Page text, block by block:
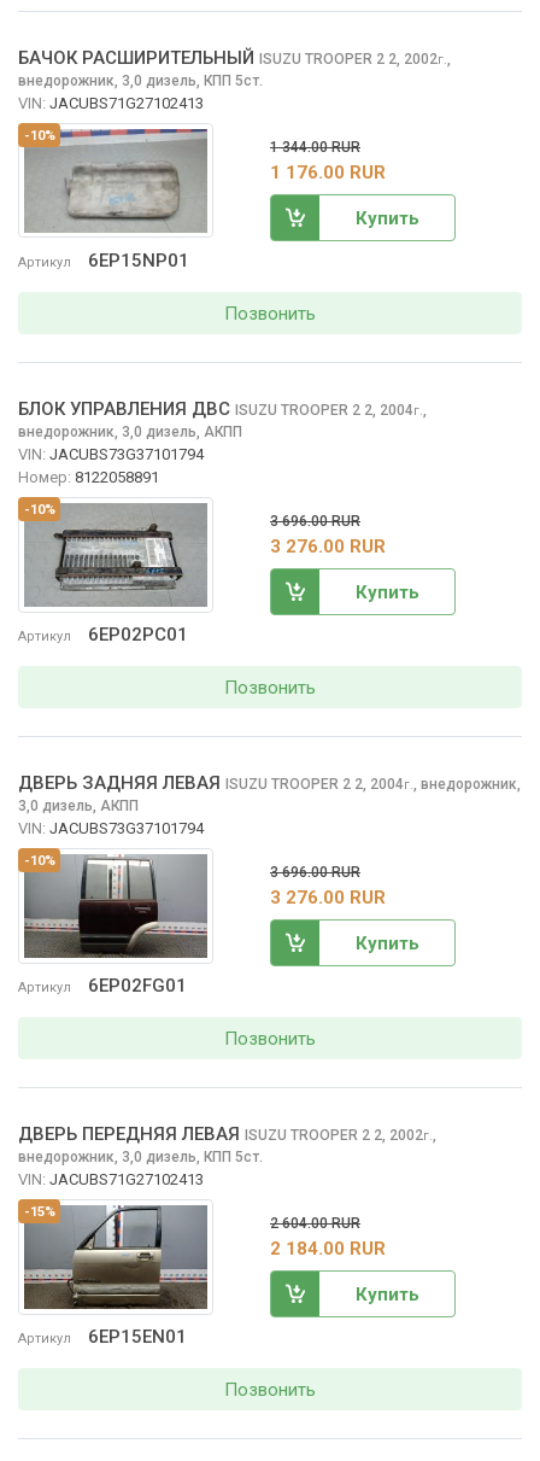
-10%
Артикул 6EP15NP01
БАЧОК РАСШИРИТЕЛЬНЫЙ ISUZU TROOPER 2 2, 2002г.
внедорожник, 3,0 дизель, КПП 5ст.
VIN: JACUBS71G27102413
1 344.00 RUR
1 176.00 RUR
Купить
Позвонить
-10%
Артикул 6EP02PC01
БЛОК УПРАВЛЕНИЯ ДВС ISUZU TROOPER 2 2, 2004г.
внедорожник, 3,0 дизель, АКПП
VIN: JACUBS73G37101794
Номер: 8122058891
3 696.00 RUR
3 276.00 RUR
Купить
Позвонить
-10%
Артикул 6EP02FG01
ДВЕРЬ ЗАДНЯЯ ЛЕВАЯ ISUZU TROOPER 2 2, 2004г. внедорожник,
3,0 дизель, АКПП
VIN: JACUBS73G37101794
3 696.00 RUR
3 276.00 RUR
Купить
Позвонить
-15%
Артикул 6EP15EN01
ДВЕРЬ ПЕРЕДНЯЯ ЛЕВАЯ ISUZU TROOPER 2 2, 2002г.,
внедорожник, 3,0 дизель, КПП 5ст.
VIN: JACUBS71G27102413
2 604.00 RUR
2 184.00 RUR
Купить
Позвонить